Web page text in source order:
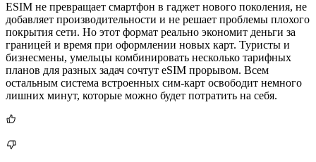
ESIM не превращает смартфон в гаджет нового поколения, не
добавляет производительности и не решает проблемы плохого
покрытия сети. Но этот формат реально экономит деньги за
границей и время при оформлении новых карт. Туристы и
бизнесмены, умельцы комбинировать несколько тарифных
планов для разных задач сочтут eSIM прорывом. Всем
остальным система встроенных сим-карт освободит немного
лишних минут, которые можно будет потратить на себя.